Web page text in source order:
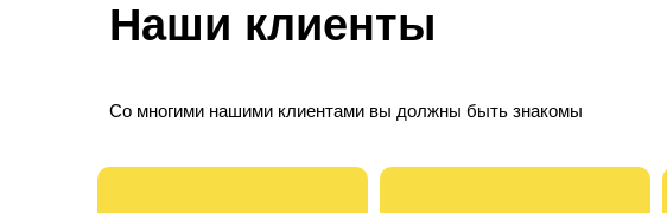
Наши клиенты
Со многими нашими клиентами вы должны быть знакомы